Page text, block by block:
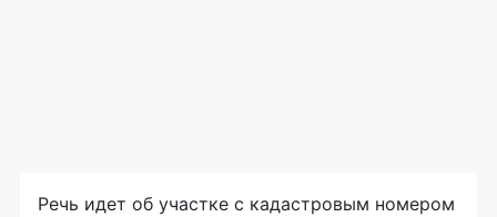
Речь идет об участке с кадастровым номером